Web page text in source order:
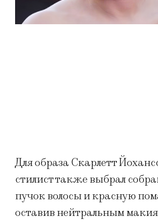
Для образа Скарлетт
стилист также выбрал
пучок волосы и красную
оставив нейтральным